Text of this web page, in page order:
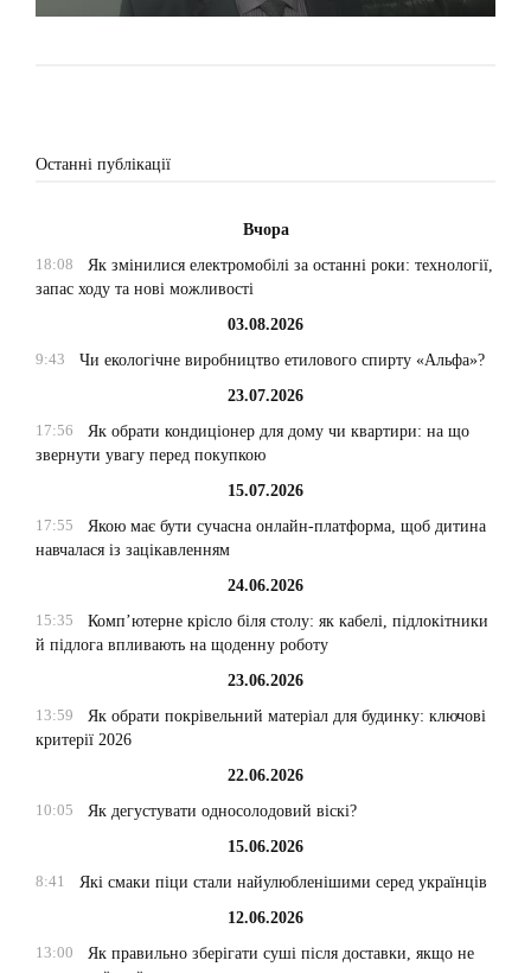
Останні публікації
Вчора
18:08
Як змінилися електромобілі за останні роки: технології,
запас ходу та нові можливості
03.08.2026
9:43
Чи екологічне виробництво етилового спирту «Альфа»?
23.07.2026
17:56
Як обрати кондиціонер для дому чи квартири: на що
звернути увагу перед покупкою
15.07.2026
17:55
Якою має бути сучасна онлайн-платформа, щоб дитина
навчалася із зацікавленням
24.06.2026
15:35
Комп’ютерне крісло біля столу: як кабелі, підлокітники
й підлога впливають на щоденну роботу
23.06.2026
13:59
Як обрати покрівельний матеріал для будинку: ключові
критерії 2026
22.06.2026
10:05
Як дегустувати односолодовий віскі?
15.06.2026
8:41
Які смаки піци стали найулюбленішими серед українців
12.06.2026
13:00
Як правильно зберігати суші після доставки, якщо не